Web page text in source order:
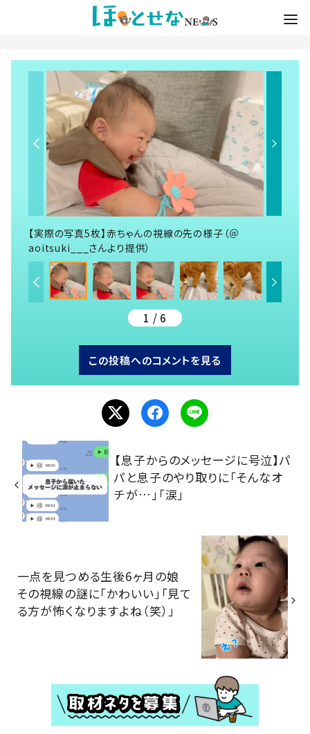
【実際の写真5枚】赤ちゃんの視線の先の様子（＠
aoitsuki___さんより提供）
1 / 6
この投稿へのコメントを見る
【息子からのメッセージに号泣】パ
パと息子のやり取りに「そんなオ
チが…」「涙」
一点を見つめる生後6ヶ月の娘
その視線の謎に「かわいい」「見て
る方が怖くなりますよね（笑）」